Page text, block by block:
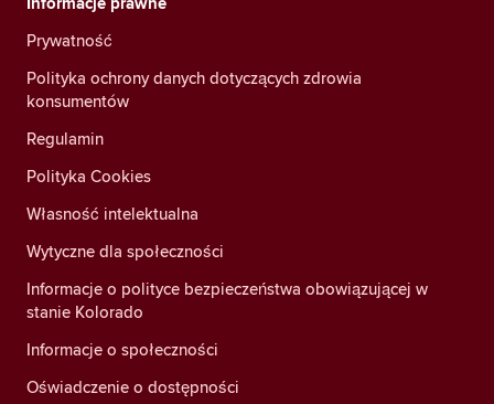
Prywatność
Polityka ochrony danych dotyczących zdrowia
konsumentów
Regulamin
Polityka Cookies
Własność intelektualna
Wytyczne dla społeczności
Informacje o polityce bezpieczeństwa obowiązującej w
stanie Kolorado
Informacje o społeczności
Oświadczenie o dostępności